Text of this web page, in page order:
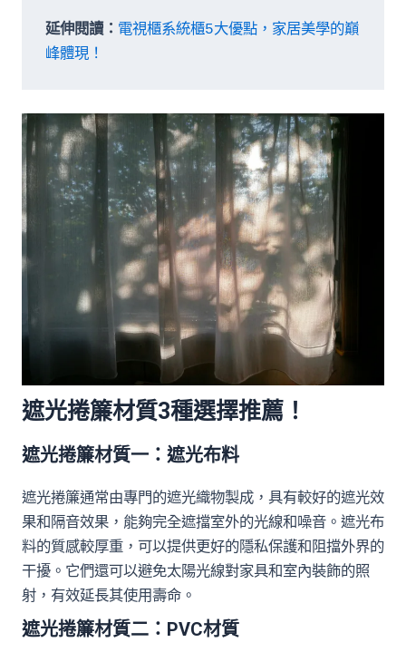
延伸閱讀： 電視櫃系統櫃5大優點，家居美學的巔
峰體現！
遮光捲簾材質3種選擇推薦！
遮光捲簾材質一：遮光布料
遮光捲簾通常由專門的遮光織物製成，具有較好的遮光效
果和隔音效果，能夠完全遮擋室外的光線和噪音。遮光布
料的質感較厚重，可以提供更好的隱私保護和阻擋外界的
干擾。它們還可以避免太陽光線對家具和室內裝飾的照
射，有效延長其使用壽命。
遮光捲簾材質二：PVC材質